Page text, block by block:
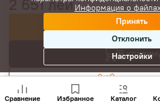
2 651лей
Купить
В корзину
Сравнение Избранное Каталог
Информация о
Принять
Отклонить
Настройки